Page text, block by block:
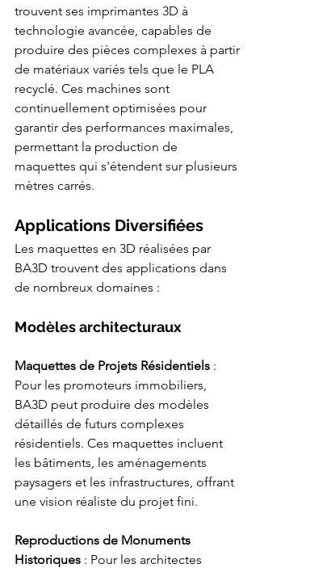
trouvent ses imprimantes 3D à
technologie avancée, capables de
produire des pièces complexes à partir
de matériaux variés tels que le PLA
recyclé. Ces machines sont
continuellement optimisées pour
garantir des performances maximales,
permettant la production de
maquettes qui s'étendent sur plusieurs
mètres carrés.
Applications Diversifiées
Les maquettes en 3D réalisées par
BA3D trouvent des applications dans
de nombreux domaines :
Modèles architecturaux
Maquettes de Projets Résidentiels :
Pour les promoteurs immobiliers,
BA3D peut produire des modèles
détaillés de futurs complexes
résidentiels. Ces maquettes incluent
les bâtiments, les aménagements
paysagers et les infrastructures, offrant
une vision réaliste du projet fini.
Reproductions de Monuments
Historiques : Pour les architectes